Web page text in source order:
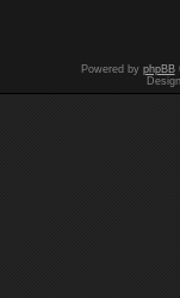
Powered by phpBB